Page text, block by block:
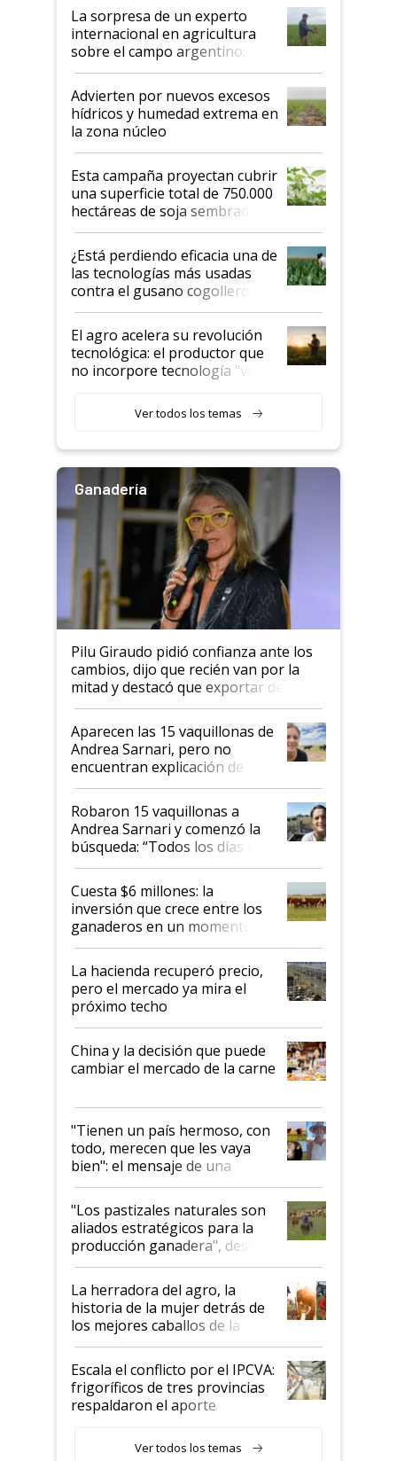
La sorpresa de un experto
internacional en agricultura
sobre el campo argentino:
"Estoy muy impresionado"
Advierten por nuevos excesos
hídricos y humedad extrema en
la zona núcleo
Esta campaña proyectan cubrir
una superficie total de 750.000
hectáreas de soja sembradas
con una nueva generación de
variedades que marcan un
salto tecnológico en genética y
rendimiento
¿Está perdiendo eficacia una de
las tecnologías más usadas
contra el gusano cogollero? El
desafío de una tecnología clave
El agro acelera su revolución
tecnológica: el productor que
no incorpore tecnología "va a
Ver todos los temas
Ganadería
Pilu Giraudo pidió confianza ante los
cambios, dijo que recién van por la
mitad y destacó que exportar dejó de
ser "para unos pocos": "Tenemos un
mandato muy claro del gobierno
nacional"
Aparecen las 15 vaquillonas de
Andrea Sarnari, pero no
encuentran explicación de
cómo llegaron allí
Robaron 15 vaquillonas a
Andrea Sarnari y comenzó la
búsqueda: “Todos los días le
toca a algún productor”
Cuesta $6 millones: la
inversión que crece entre los
ganaderos en un momento
histórico para la actividad
La hacienda recuperó precio,
pero el mercado ya mira el
próximo techo
China y la decisión que puede
cambiar el mercado de la carne
"Tienen un país hermoso, con
todo, merecen que les vaya
bien": el mensaje de una
ganadera uruguaya sobre las
oportunidades que se abren
para el agro en Argentina, con
foco en la carne
"Los pastizales naturales son
aliados estratégicos para la
producción ganadera", destaca
la iniciativa que ya reúne a 46
establecimientos en Argentina
La herradora del agro, la
historia de la mujer detrás de
los mejores caballos de la
Argentina y los mitos que
todavía hacen sufrir a estos
animales: "Mientras me
descalificaban, yo seguí
haciendo currículum"
Escala el conflicto por el IPCVA:
frigoríficos de tres provincias
respaldaron el aporte
Ver todos los temas